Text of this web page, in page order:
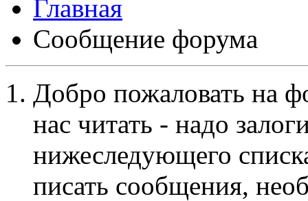
Сообщение форума
Добро пожаловать на
нас читать - надо
нижеследующего
писать сообщения,